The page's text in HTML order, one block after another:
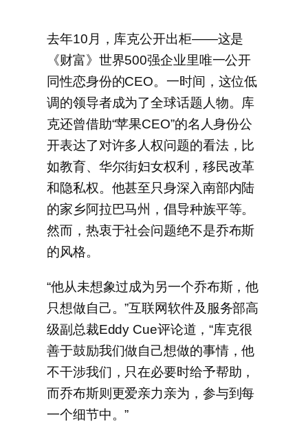
去年10月，库克公开出柜——这是
《财富》世界500强企业里唯一公开
同性恋身份的CEO。一时间，这位低
调的领导者成为了全球话题人物。库
克还曾借助“苹果CEO”的名人身份公
开表达了对许多人权问题的看法，比
如教育、华尔街妇女权利，移民改革
和隐私权。他甚至只身深入南部内陆
的家乡阿拉巴马州，倡导种族平等。
然而，热衷于社会问题绝不是乔布斯
的风格。
“他从未想象过成为另一个乔布斯，他
只想做自己。”互联网软件及服务部高
级副总裁Eddy Cue评论道，“库克很
善于鼓励我们做自己想做的事情，他
不干涉我们，只在必要时给予帮助，
而乔布斯则更爱亲力亲为，参与到每
一个细节中。”